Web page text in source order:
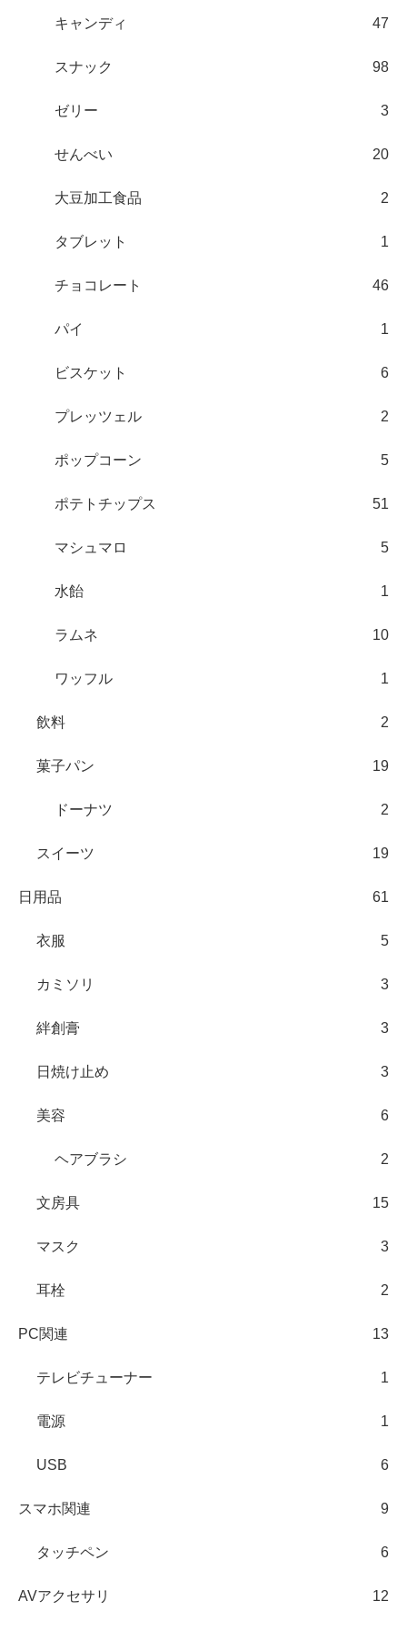
キャンディ 47
スナック 98
ゼリー 3
せんべい 20
大豆加工食品 2
タブレット 1
チョコレート 46
パイ 1
ビスケット 6
プレッツェル 2
ポップコーン 5
ポテトチップス 51
マシュマロ 5
水飴 1
ラムネ 10
ワッフル 1
飲料 2
菓子パン 19
ドーナツ 2
スイーツ 19
日用品 61
衣服 5
カミソリ 3
絆創膏 3
日焼け止め 3
美容 6
ヘアブラシ 2
文房具 15
マスク 3
耳栓 2
PC関連 13
テレビチューナー 1
電源 1
USB 6
スマホ関連 9
タッチペン 6
AVアクセサリ 12